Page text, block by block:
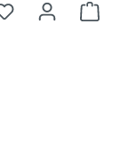
Du hast 0